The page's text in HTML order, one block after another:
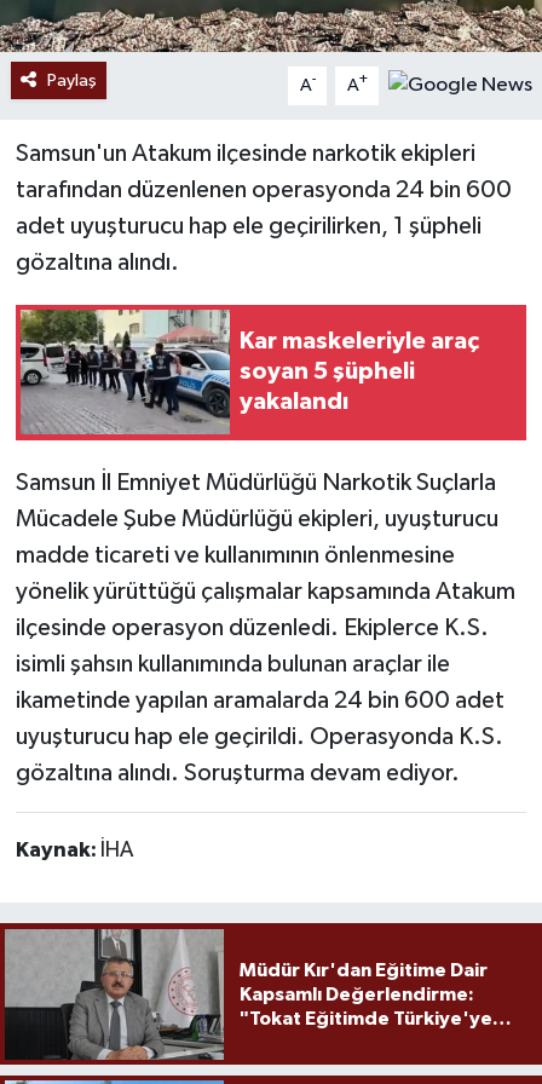
Paylaş A- A+
Samsun'un Atakum ilçesinde narkotik ekipleri
tarafından düzenlenen operasyonda 24 bin 600
adet uyuşturucu hap ele geçirilirken, 1 şüpheli
gözaltına alındı.
Kar maskeleriyle araç
soyan 5 şüpheli
yakalandı
Samsun İl Emniyet Müdürlüğü Narkotik Suçlarla
Mücadele Şube Müdürlüğü ekipleri, uyuşturucu
madde ticareti ve kullanımının önlenmesine
yönelik yürüttüğü çalışmalar kapsamında Atakum
ilçesinde operasyon düzenledi. Ekiplerce K.S.
isimli şahsın kullanımında bulunan araçlar ile
ikametinde yapılan aramalarda 24 bin 600 adet
uyuşturucu hap ele geçirildi. Operasyonda K.S.
gözaltına alındı. Soruşturma devam ediyor.
Kaynak: İHA
Müdür Kır'dan Eğitime Dair
Kapsamlı Değerlendirme:
"Tokat Eğitimde Türkiye'ye